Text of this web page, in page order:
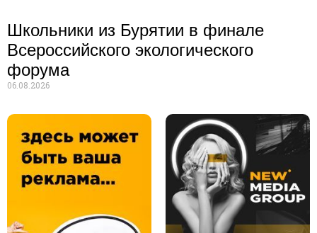
Школьники из Бурятии в финале
Всероссийского экологического
форума
06.08.2026